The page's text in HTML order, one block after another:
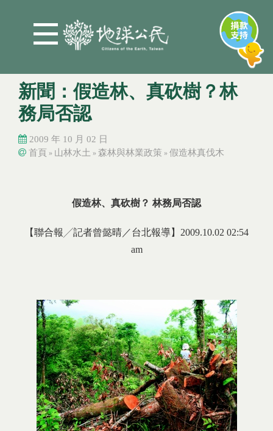
新聞：假造林、真砍樹？林
務局否認
2009 年 10 月 02 日
首頁 » 山林水土 » 森林與林業政策 » 假造林真伐木
假造林、真砍樹？ 林務局否認
【聯合報╱記者曾懿晴／台北報導】2009.10.02 02:54
am